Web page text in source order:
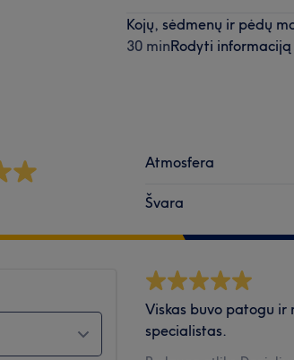
Kojų, sėdmenų ir pėdų
30 minRodyti informaciją
Atmosfera
Švara
Viskas buvo patogu
specialistas.